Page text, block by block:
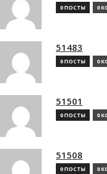
0 ПОСТЫ 0
51483
0 ПОСТЫ 0
51501
0 ПОСТЫ 0
51508
0 ПОСТЫ 0